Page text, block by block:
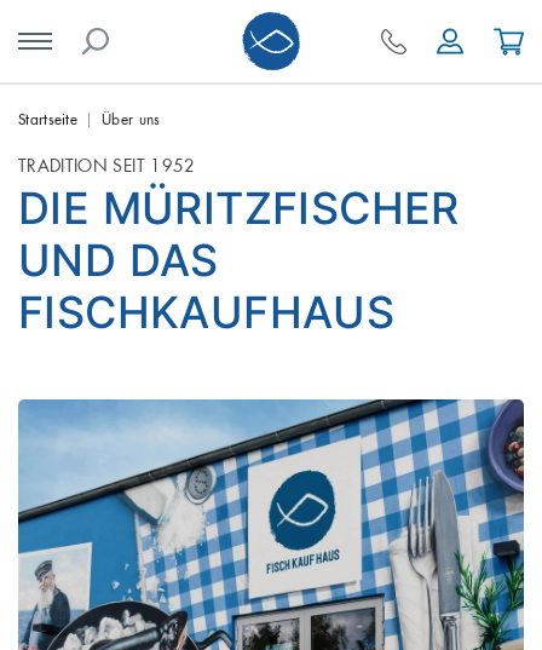
SkipStartseite Über uns
TRADITION SEIT 1952
DIE MÜRITZFISCHER
UND DAS
FISCHKAUFHAUS